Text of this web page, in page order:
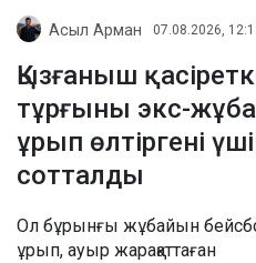
Асыл Арман 07.08.2026,
Қызғаныш
тұрғыны экс-
ұрып өлтіргені
сотталды
Ол бұрынғы жұбайын
ұрып, ауыр жарақаттаған